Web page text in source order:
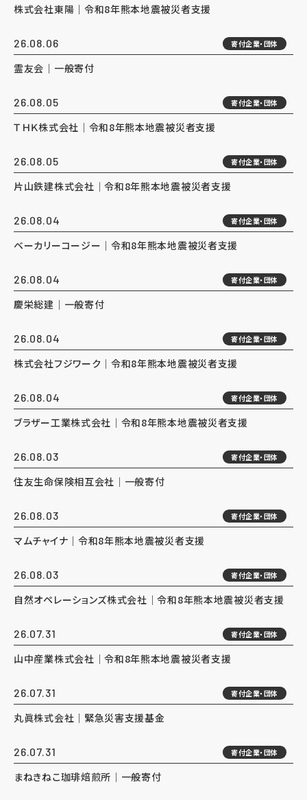
株式会社東陽｜令和8年熊本地震被災者支援
26.08.06 寄付企業・団体
霊友会｜一般寄付
26.08.05 寄付企業・団体
ＴＨＫ株式会社｜令和8年熊本地震被災者支援
26.08.05 寄付企業・団体
片山鉄建株式会社｜令和8年熊本地震被災者支援
26.08.04 寄付企業・団体
ベーカリーコージー｜令和8年熊本地震被災者支援
26.08.04 寄付企業・団体
慶栄総建｜一般寄付
26.08.04 寄付企業・団体
株式会社フジワーク｜令和8年熊本地震被災者支援
26.08.04 寄付企業・団体
ブラザー工業株式会社｜令和8年熊本地震被災者支援
26.08.03 寄付企業・団体
住友生命保険相互会社｜一般寄付
26.08.03 寄付企業・団体
マムチャイナ｜令和8年熊本地震被災者支援
26.08.03 寄付企業・団体
自然オペレーションズ株式会社｜令和8年熊本地震被災者支援
26.07.31 寄付企業・団体
山中産業株式会社｜令和8年熊本地震被災者支援
26.07.31 寄付企業・団体
丸眞株式会社｜緊急災害支援基金
26.07.31 寄付企業・団体
まねきねこ珈琲焙煎所｜一般寄付